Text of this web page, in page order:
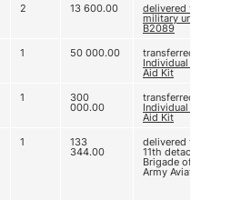
2 13 600.00 delivered to
military unit
В2089
1 50 000.00 transferred to
Individual First
Aid Kit
1 300
000.00
transferred to
Individual First
Aid Kit
1 133
344.00
delivered to
11th detached
Brigade of
Army Aviation